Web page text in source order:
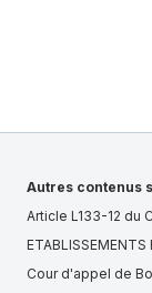
Autres contenus
Article L133-12 du
ETABLISSEMENTS
Cour d'appel de